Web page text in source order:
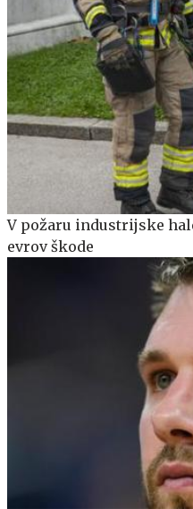
V požaru industrijske
evrov škode